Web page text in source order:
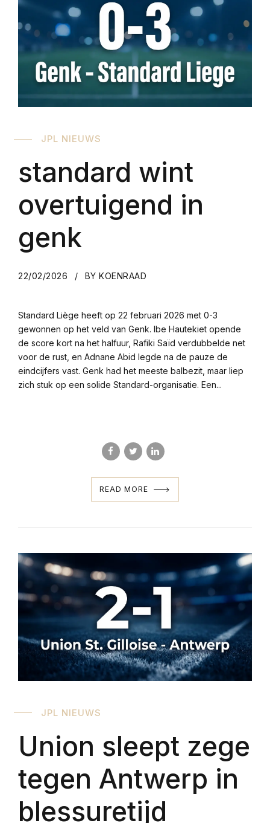
JPL NIEUWS
standard wint
overtuigend in
genk
22/02/2026 BY KOENRAAD
Standard Liège heeft op 22 februari 2026 met 0-3
gewonnen op het veld van Genk. Ibe Hautekiet opende
de score kort na het halfuur, Rafiki Saïd verdubbelde net
voor de rust, en Adnane Abid legde na de pauze de
eindcijfers vast. Genk had het meeste balbezit, maar liep
zich stuk op een solide Standard-organisatie. Een...
READ MORE
JPL NIEUWS
Union sleept zege
tegen Antwerp in
blessuretijd